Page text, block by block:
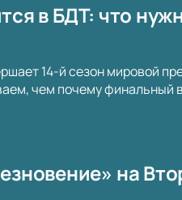
в БДТ: что
14-й сезон мировой
чем почему финальный
на